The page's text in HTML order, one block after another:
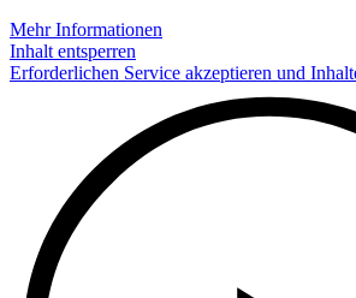
Mehr Informationen
Inhalt entsperren
Erforderlichen Service akzeptieren und